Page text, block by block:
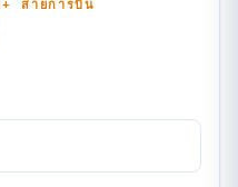
สายการบิน